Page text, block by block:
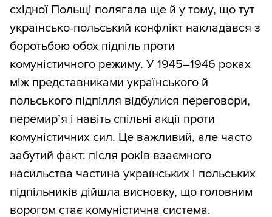
східної Польщі полягала ще й у тому, що тут
українсько-польський конфлікт накладався з
боротьбою обох підпіль проти
комуністичного режиму. У 1945–1946 роках
між представниками українського й
польського підпілля відбулися переговори,
перемир’я і навіть спільні акції проти
комуністичних сил. Це важливий, але часто
забутий факт: після років взаємного
насильства частина українських і польських
підпільників дійшла висновку, що головним
ворогом стає комуністична система.